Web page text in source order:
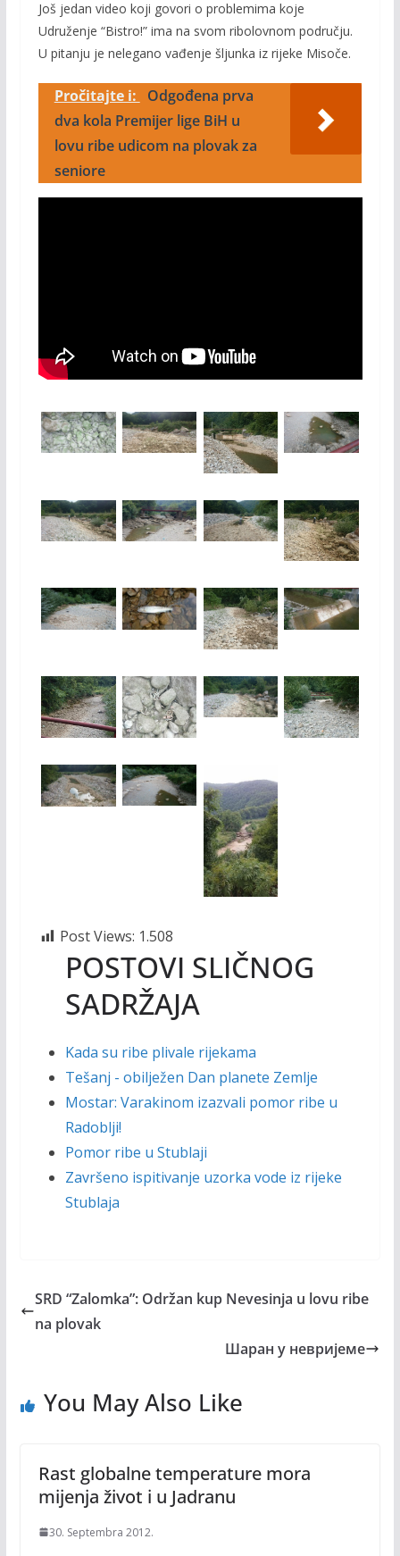
Još jedan video koji govori o problemima koje
Udruženje “Bistro!” ima na svom ribolovnom području.
U pitanju je nelegano vađenje šljunka iz rijeke Misoče.
Pročitajte i:
Odgođena prva
dva kola Premijer lige BiH u
lovu ribe udicom na plovak za
seniore
Post Views: 1.508
POSTOVI SLIČNOG
SADRŽAJA
Kada su ribe plivale rijekama
Tešanj - obilježen Dan planete Zemlje
Mostar: Varakinom izazvali pomor ribe u
Radoblji!
Pomor ribe u Stublaji
Završeno ispitivanje uzorka vode iz rijeke
Stublaja
SRD “Zalomka”: Održan kup Nevesinja u lovu ribe
na plovak
Шаран у невријеме
You May Also Like
Rast globalne temperature mora
mijenja život i u Jadranu
30. Septembra 2012.